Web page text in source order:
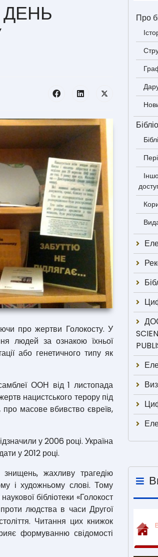
про жертви Голокосту. У
людей за ознакою їхньої
або генетичного типу як
ООН від 1 листопада
нацистського терору під
про масове вбивство євреїв,
у 2006 році. Україна
у 2012 році.
знищень, жахливу трагедію
і художньому слові. Тому
бібліотеки «Голокост
людства в часи Другої
Читання цих книжок
формуванню свідомості
Про